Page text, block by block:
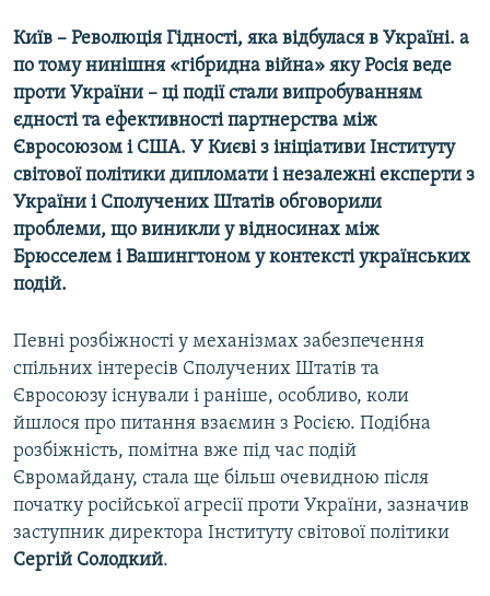
Усі сайти RFE/RL
Київ – Революція Гідності, яка відбулася в Україні. а
по тому нинішня «гібридна війна» яку Росія веде
проти України – ці події стали випробуванням
єдності та ефективності партнерства між
Євросоюзом і США. У Києві з ініціативи Інституту
світової політики дипломати і незалежні експерти з
України і Сполучених Штатів обговорили
проблеми, що виникли у відносинах між
Брюсселем і Вашингтоном у контексті українських
подій.
Певні розбіжності у механізмах забезпечення
спільних інтересів Сполучених Штатів та
Євросоюзу існували і раніше, особливо, коли
йшлося про питання взаємин з Росією. Подібна
розбіжність, помітна вже під час подій
Євромайдану, стала ще більш очевидною після
початку російської агресії проти України, зазначив
заступник директора Інституту світової політики
Сергій Солодкий.